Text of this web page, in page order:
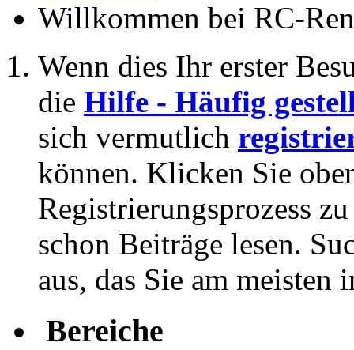
Willkommen bei RC-
Wenn dies Ihr erster
die Hilfe - Häufig
sich vermutlich
können. Klicken Sie
Registrierungsprozess
schon Beiträge lesen.
aus, das Sie am meisten
Bereiche